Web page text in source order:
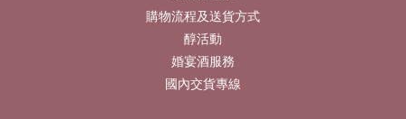
購物流程及送貨方式
醇活動
婚宴酒服務
國內交貨專線